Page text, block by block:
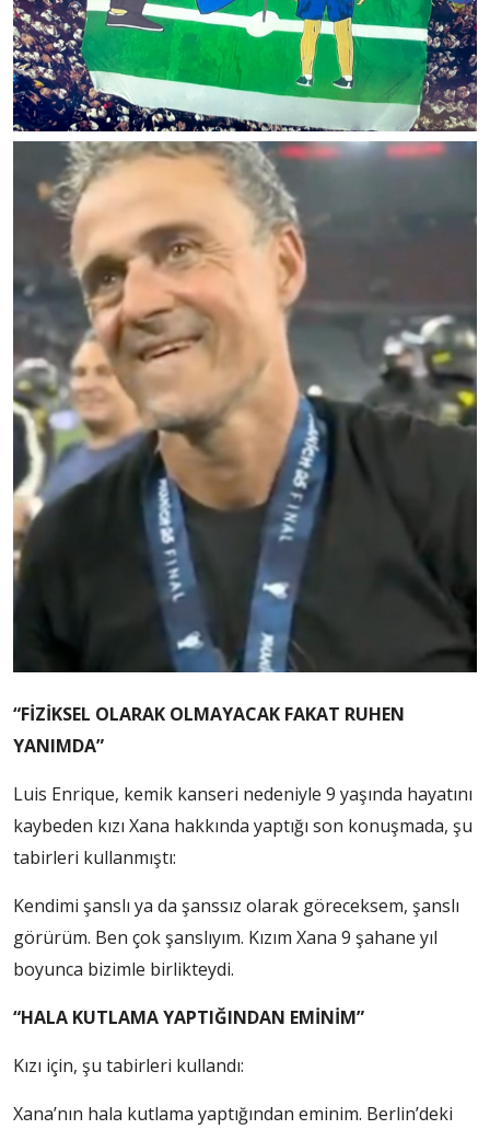
“FİZİKSEL OLARAK OLMAYACAK FAKAT RUHEN
YANIMDA”
Luis Enrique, kemik kanseri nedeniyle 9 yaşında hayatını
kaybeden kızı Xana hakkında yaptığı son konuşmada, şu
tabirleri kullanmıştı:
Kendimi şanslı ya da şanssız olarak göreceksem, şanslı
görürüm. Ben çok şanslıyım. Kızım Xana 9 şahane yıl
boyunca bizimle birlikteydi.
“HALA KUTLAMA YAPTIĞINDAN EMİNİM”
Kızı için, şu tabirleri kullandı:
Xana’nın hala kutlama yaptığından eminim. Berlin’deki